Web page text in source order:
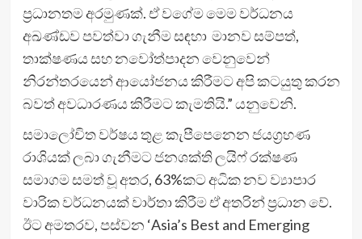
ප්‍රධානතම අරමුණක්. ඒ වගේම මෙම වර්ධනය
අඛණ්ඩව පවත්වා ගැනීම සඳහා මානව සම්පත්,
තාක්ෂණය සහ නවෝත්පාදන වෙනුවෙන්
නිරන්තරයෙන් ආයෝජනය කිරීමට අපි කටයුතු කරන
බවත් අවධාරණය කිරීමට කැමතියි.” යනුවෙනි.
සමාලෝචිත වර්ෂය තුළ කැපීපෙනෙන ජයග්‍රහණ
රාශියක් ලබා ගැනීමට ජනශක්ති ලයිෆ් රක්ෂණ
සමාගම සමත් වූ අතර, 63%කට අධික නව ව්‍යාපාර
වාරික වර්ධනයක් වාර්තා කිරීම ඒ අතරින් ප්‍රධාන වේ.
ඊට අමතරව, පස්වන ‘Asia’s Best and Emerging